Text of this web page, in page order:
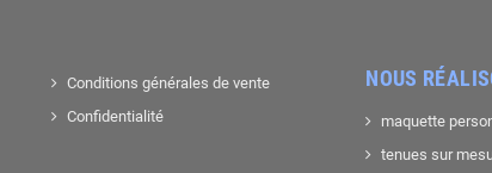
Conditions générales de vente
Confidentialité
NOUS
maquette
tenues sur